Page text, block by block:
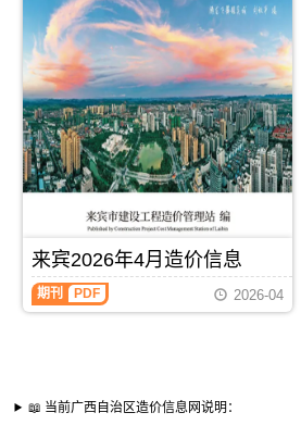
📖 当前广西自治区造价信息网说明：
来宾2026年4月造价信息
期刊 PDF 2026-04